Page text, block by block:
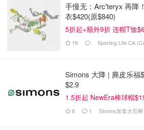
鼻塞鼻涕
减少鼻塞
时！甚至
手慢无：Arc'teryx 再降
衣$420(原$840)
5折起+额外9折 连帽T恤
19 Sporting Life CA
Simons 大降 | 麂皮乐福
$2.9
1.5折起 NewEra棒球帽
6 1 Simons加拿大官网